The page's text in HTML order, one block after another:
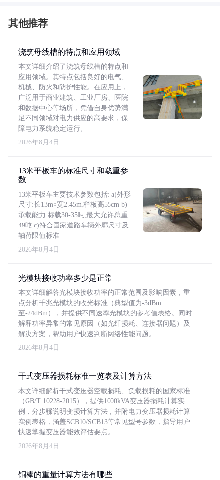
其他推荐
浇筑母线槽的特点和应用领域
本文详细介绍了浇筑母线槽的特点和
应用领域。其特点包括良好的电气、
机械、防火和防护性能。在应用上，
广泛用于商业建筑、工业厂房、医院
和数据中心等场所，凭借自身优势满
足不同领域对电力供应的高要求，保
障电力系统稳定运行。
2026年8月4日
13米平板车的标准尺寸和载重参
数
13米平板车主要技术参数包括: a)外形
尺寸:长13m×宽2.45m,栏板高55cm b)
承载能力:标载30-35吨,最大允许总重
49吨 c)符合国家道路车辆外廓尺寸及
轴荷限值标准
2026年8月4日
光模块接收功率多少是正常
本文详细解答光模块接收功率的正常范围及影响因素，重
点分析千兆光模块的收光标准（典型值为-3dBm
至-24dBm），并提供不同速率光模块的参考值表格。同时
解释功率异常的常见原因（如光纤损耗、连接器问题）及
解决方案，帮助用户快速判断网络性能问题。
2026年8月4日
干式变压器损耗标准一览表及计算方法
本文详细解析干式变压器空载损耗、负载损耗的国家标准
（GB/T 10228-2015），提供1000kVA变压器损耗计算实
例，分步骤说明变损计算方法，并附电力变压器损耗计算
实例表格，涵盖SCB10/SCB13等常见型号参数，指导用户
快速掌握变压器能效评估要点。
2026年8月4日
铜棒的重量计算方法有哪些